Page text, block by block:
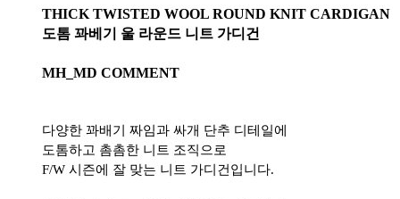
THICK TWISTED WOOL ROUND KNIT CARDIGAN
도톰 꽈베기 울 라운드 니트 가디건
MH_MD COMMENT
다양한 꽈배기 짜임과 싸개 단추 디테일에
도톰하고 촘촘한 니트 조직으로
F/W 시즌에 잘 맞는 니트 가디건입니다.